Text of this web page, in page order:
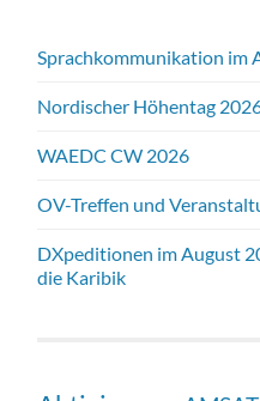
Sprachkommunikation im
Nordischer Höhentag
WAEDC CW 2026
OV-Treffen und
DXpeditionen im August
die Karibik